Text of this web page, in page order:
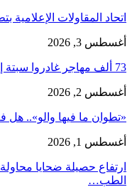
اتحاد المقاولات
أغسطس 3, 2026
73 ألف مهاجر غادروا سبتة إلى المغرب وعدد القتلى يرتفع لـ71
أغسطس 2, 2026
«تطوان ما فيها والو».. هل
أغسطس 1, 2026
الطب…